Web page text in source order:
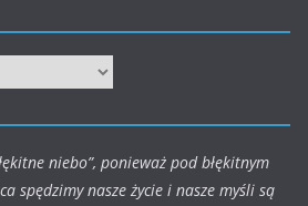
niebo”, ponieważ pod błękitnym
spędzimy nasze życie i nasze myśli są